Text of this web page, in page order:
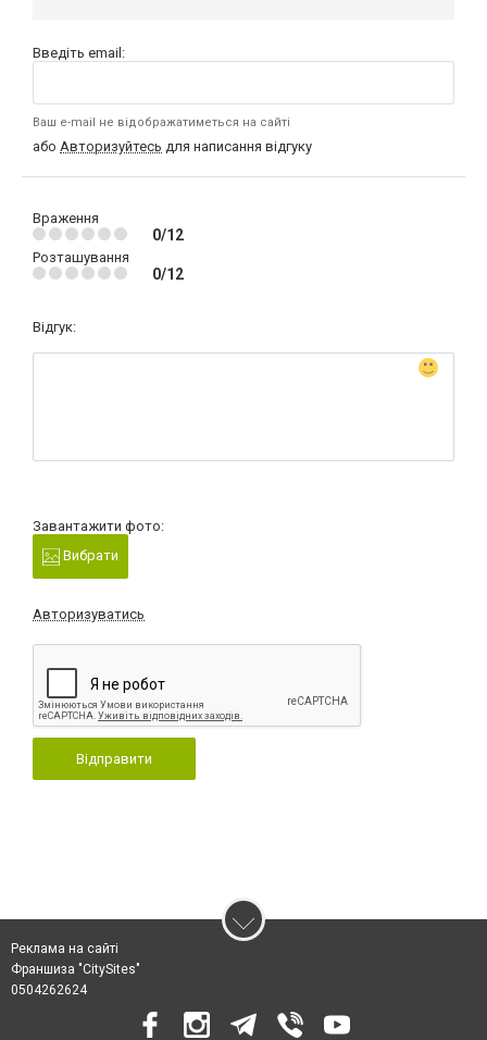
Введіть email:
Ваш e-mail не відображатиметься на сайті
або Авторизуйтесь для написання відгуку
Враження
0/12
Розташування
0/12
Відгук:
Завантажити фото:
Вибрати
Авторизуватись
Відправити
Реклама на сайті
Франшиза "CitySites"
0504262624